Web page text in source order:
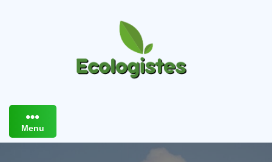
Menu